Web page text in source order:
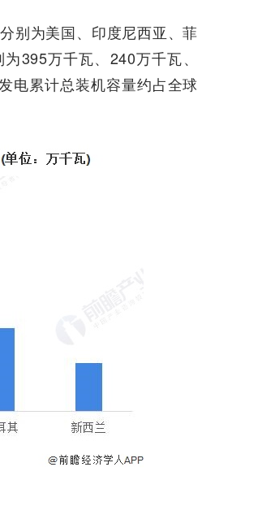
别为美国、印度尼西亚、菲
395万千瓦、240万千瓦、
电累计总装机容量约占全球